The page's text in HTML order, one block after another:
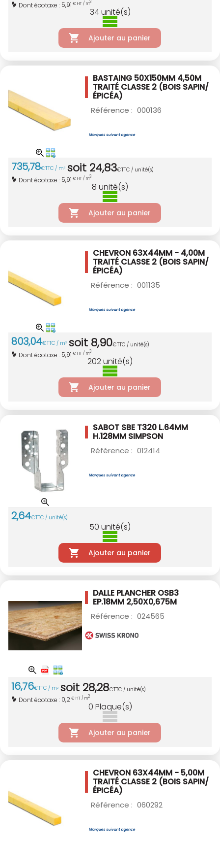
Dont écotaxe : 5,91 € HT / m3
34unité(s)
Ajouter au panier
BASTAING 50X150MM 4,50M
TRAITÉ CLASSE 2 (BOIS SAPIN/
ÉPICÉA)
Référence : 000136
735,78€TTC / m3 soit 24,83€TTC / unité(s)
Dont écotaxe : 5,91 € HT / m3
8 unité(s)
Ajouter au panier
CHEVRON 63X44MM - 4,00M
TRAITÉ CLASSE 2 (BOIS SAPIN/
ÉPICÉA)
Référence : 001135
803,04€TTC / m3 soit 8,90€TTC / unité(s)
Dont écotaxe : 5,91 € HT / m3
202unité(s)
Ajouter au panier
SABOT SBE T320 L.64MM
H.128MM SIMPSON
Référence : 012414
2,64€TTC / unité(s)
50 unité(s)
Ajouter au panier
DALLE PLANCHER OSB3
EP.18MM 2,50X0,675M
Référence : 024565
16,76€TTC / m2 soit 28,28€TTC / unité(s)
Dont écotaxe : 0,2€ HT / m2
0 Plaque(s)
Ajouter au panier
CHEVRON 63X44MM - 5,00M
TRAITÉ CLASSE 2 (BOIS SAPIN/
ÉPICÉA)
Référence : 060292